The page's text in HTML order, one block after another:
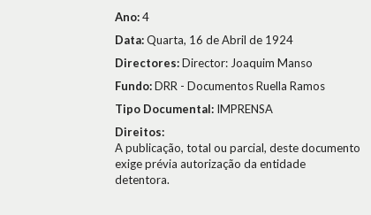
Ano:4
Data:Quarta, 16 de Abril de 1924
Directores:Director: Joaquim Manso
Fundo:DRR - Documentos Ruella Ramos
Tipo Documental: IMPRENSA
Direitos:
A publicação, total ou parcial, deste documento
exige prévia autorização da entidade
detentora.